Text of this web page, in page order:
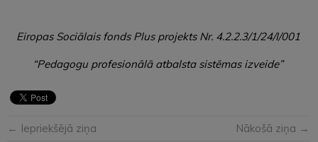
Eiropas Sociālais fonds Plus projekts Nr. 4.2.2.3/1/24/I/001
“Pedagogu profesionālā atbalsta sistēmas izveide”
← Iepriekšējā ziņa Nākošā ziņa →